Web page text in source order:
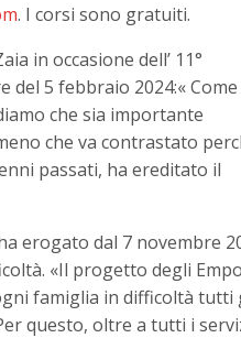
. I corsi sono gratuiti.
in occasione dell’ 11°
5 febbraio 2024:« Come
che sia importante
che va contrastato
passati, ha ereditato il
erogato dal 7 novembre
«Il progetto degli
famiglia in difficoltà tutti
questo, oltre a tutti i